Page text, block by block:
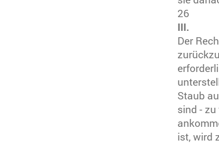
26
III.
Der
Staub
sind -
ist, wird